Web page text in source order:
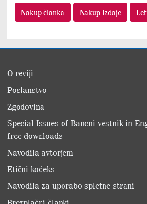
Nakup članka Nakup Izdaje
O reviji
Poslanstvo
Zgodovina
Special Issues of Bancni vestnik in
free downloads
Navodila avtorjem
Etični kodeks
Navodila za uporabo spletne strani